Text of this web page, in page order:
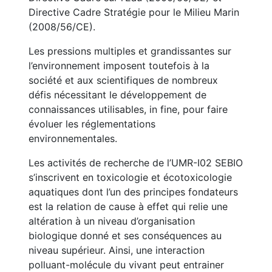
Directive Cadre Stratégie pour le Milieu Marin
(2008/56/CE).
Les pressions multiples et grandissantes sur
l’environnement imposent toutefois à la
société et aux scientifiques de nombreux
défis nécessitant le développement de
connaissances utilisables, in fine, pour faire
évoluer les réglementations
environnementales.
Les activités de recherche de l’UMR-I02 SEBIO
s’inscrivent en toxicologie et écotoxicologie
aquatiques dont l’un des principes fondateurs
est la relation de cause à effet qui relie une
altération à un niveau d’organisation
biologique donné et ses conséquences au
niveau supérieur. Ainsi, une interaction
polluant-molécule du vivant peut entrainer